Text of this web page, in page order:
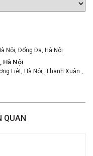
Nội, Đống Đa, Hà Nội
Hà Nội
Liệt, Hà Nội, Thanh Xuân ,
TPHCM, Quận 3, Hồ Chí
QUAN